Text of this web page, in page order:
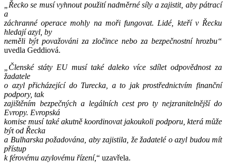
„Řecko se musí vyhnout použití nadměrné síly a zajistit, aby pátrací
a
záchranné operace mohly na moři fungovat. Lidé, kteří v Řecku
hledají azyl, by
neměli být považováni za zločince nebo za bezpečnostní hrozbu“
uvedla Geddiová.
„Členské státy EU musí také daleko více sdílet odpovědnost za
žadatele
o azyl přicházející do Turecka, a to jak prostřednictvím finanční
podpory, tak
zajištěním bezpečných a legálních cest pro ty nejzranitelnější do
Evropy. Evropská
komise musí také akutně koordinovat jakoukoli podporu, která může
být od Řecka
a Bulharska požadována, aby zajistila, že žadatelé o azyl budou mít
přístup
k férovému azylovému řízení,“ uzavřela.